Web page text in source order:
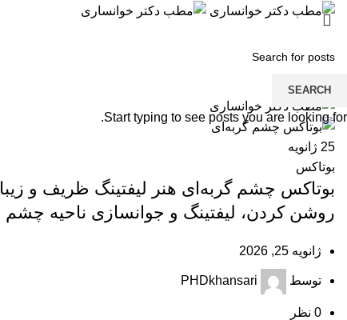
منو
25 ژانویه
بوتاکس
بوتاکس چشم گربه‌ای هنر لیفتینگ ظریف و زیبا
روشن کردن، لیفتینگ و جوانسازی ناحیه چشم
ژانویه 25, 2026
توسط PHDkhansari
0 نظر
SEARCH
Start typing to see posts you are looking for.